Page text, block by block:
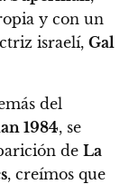
y con un
israelí, Gal
del
1984, se
de La
, creímos que